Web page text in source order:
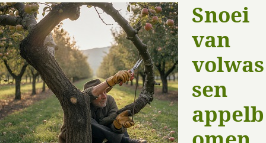
Snoei
van
volwas
sen
appelb